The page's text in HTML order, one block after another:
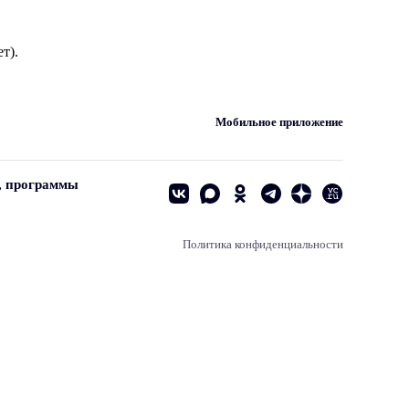
Мобильное приложение
программы
Политика конфиденциальности